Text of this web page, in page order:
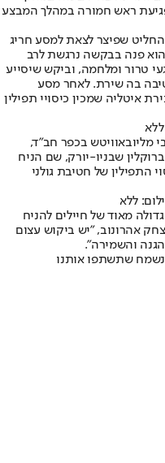
ראש חמורה במהלך המבצע
שפיצר לצאת למסע חריג
הוא פנה בבקשה נרגשת לרב
טרור ומלחמה, וביקש שיסייע
בה שירת. לאחר מסע
איטליה שמכין כיסויי תפילין
מליובאוויטש בכפר חב"ד,
בית המדרש המפורסם "770" בברוקלין שבניו-יורק, שם הניח
התפילין של חטיבת גולני
ללא
מאוד של חיילים להניח
אהרונוב, "יש ביקוש עצום
והשמירה".
שתשתפו אותנו